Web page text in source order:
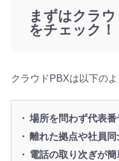
まずはクラ
をチェック！
クラウドPBXは以下の
場所を問わず代表
離れた拠点や社員
電話の取り次ぎが